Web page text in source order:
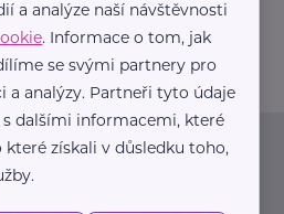
a analýze naší návštěvnosti
. Informace o tom, jak
se svými partnery pro
a analýzy. Partneři tyto údaje
dalšími informacemi, které
získali v důsledku toho,